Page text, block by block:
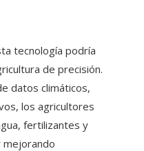
tecnología podría
de precisión.
datos climáticos,
los agricultores
fertilizantes y
mejorando